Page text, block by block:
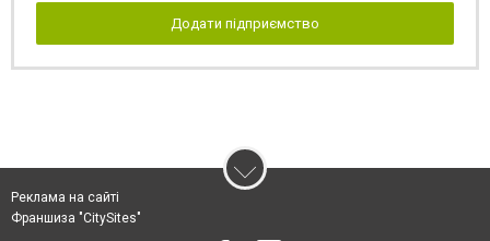
Додати підприємство
Реклама на сайті
Франшиза "CitySites"